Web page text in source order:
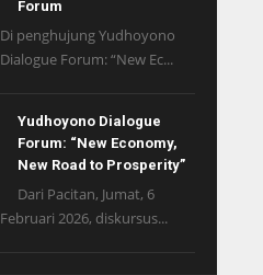
Forum
Di penghujung Yudhoyono
Dialogue Forum: “New Ec...
Yudhoyono Dialogue
Forum: “New Economy,
New Road to Prosperity”
Dari Pacitan, Jumat, 6
Februari 2026, diskursus...